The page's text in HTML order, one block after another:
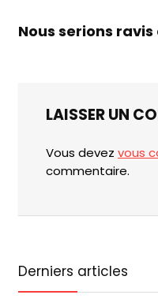
Nous serions
LAISSER UN
Vous devez vous
commentaire.
Derniers articles